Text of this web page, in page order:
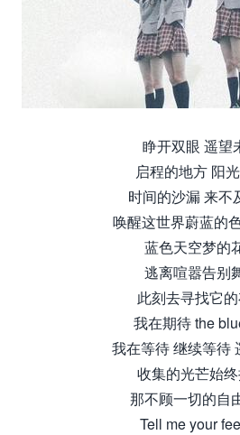
睁开双眼 遥望
启程的地方 阳
时间的沙漏 来不
唤醒这世界蔚蓝的
蓝色天空梦的
逃离喧嚣告别
此刻去寻找它
我在期待 the
我在等待 继续等待
收集的光芒始
那不顾一切的自
Tell me your